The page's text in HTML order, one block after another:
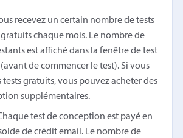
recevez un certain nombre de tests
chaque mois. Le nombre de
est affiché dans la fenêtre de test
de commencer le test). Si vous
tests gratuits, vous pouvez acheter des
supplémentaires.
test de conception est payé en
de crédit email. Le nombre de